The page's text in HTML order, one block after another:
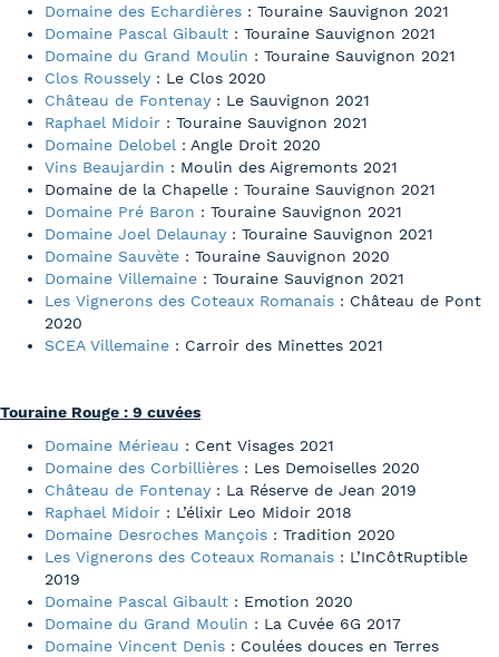
Domaine des Echardières : Touraine Sauvignon 2021
Domaine Pascal Gibault : Touraine Sauvignon 2021
Domaine du Grand Moulin : Touraine Sauvignon 2021
Clos Roussely : Le Clos 2020
Château de Fontenay : Le Sauvignon 2021
Raphael Midoir : Touraine Sauvignon 2021
Domaine Delobel : Angle Droit 2020
Vins Beaujardin : Moulin des Aigremonts 2021
Domaine de la Chapelle : Touraine Sauvignon 2021
Domaine Pré Baron : Touraine Sauvignon 2021
Domaine Joel Delaunay : Touraine Sauvignon 2021
Domaine Sauvète : Touraine Sauvignon 2020
Domaine Villemaine : Touraine Sauvignon 2021
Les Vignerons des Coteaux Romanais : Château de Pont
2020
SCEA Villemaine : Carroir des Minettes 2021
Touraine Rouge : 9 cuvées
Domaine Mérieau : Cent Visages 2021
Domaine des Corbillières : Les Demoiselles 2020
Château de Fontenay : La Réserve de Jean 2019
Raphael Midoir : L’élixir Leo Midoir 2018
Domaine Desroches Mançois : Tradition 2020
Les Vignerons des Coteaux Romanais : L’InCôtRuptible
2019
Domaine Pascal Gibault : Emotion 2020
Domaine du Grand Moulin : La Cuvée 6G 2017
Domaine Vincent Denis : Coulées douces en Terres